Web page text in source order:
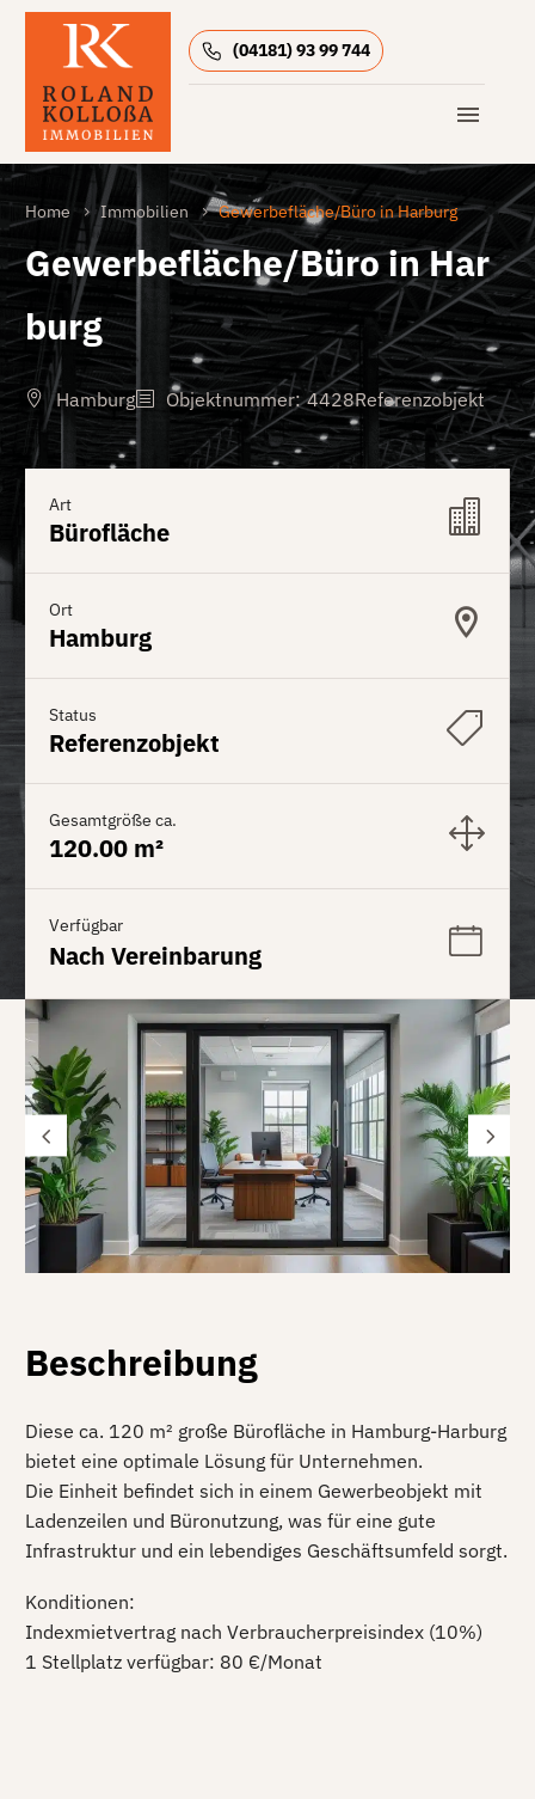
(04181) 93 99 744
Home Immobilien Gewerbefläche/Büro in Harburg
Gewerbefläche/Büro in Har
burg
Hamburg Objektnummer: 4428Referenzobjekt
Art
Bürofläche
Ort
Hamburg
Status
Referenzobjekt
Gesamtgröße ca.
120.00 m²
Verfügbar
Nach Vereinbarung
Beschreibung
Diese ca. 120 m² große Bürofläche in Hamburg-Harburg
bietet eine optimale Lösung für Unternehmen.
Die Einheit befindet sich in einem Gewerbeobjekt mit
Ladenzeilen und Büronutzung, was für eine gute
Infrastruktur und ein lebendiges Geschäftsumfeld sorgt.
Konditionen:
Indexmietvertrag nach Verbraucherpreisindex (10%)
1 Stellplatz verfügbar: 80 €/Monat